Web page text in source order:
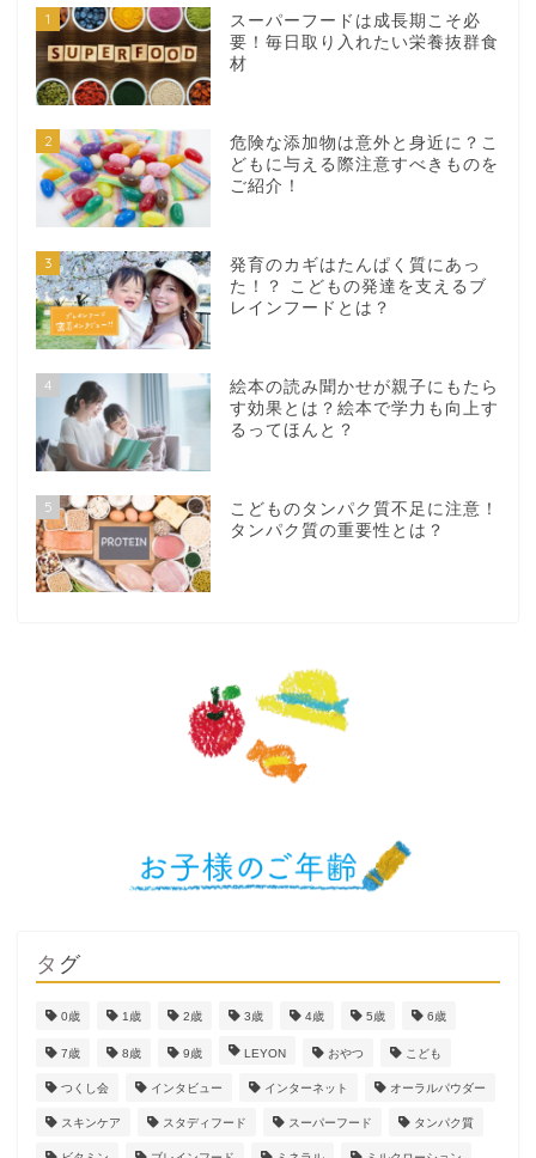
1
スーパーフードは成長期こそ必
要！毎日取り入れたい栄養抜群食
材
2
危険な添加物は意外と身近に？こ
どもに与える際注意すべきものを
ご紹介！
3
発育のカギはたんぱく質にあっ
た！？ こどもの発達を支えるブ
レインフードとは？
4
絵本の読み聞かせが親子にもたら
す効果とは？絵本で学力も向上す
るってほんと？
5
こどものタンパク質不足に注意！
タンパク質の重要性とは？
タグ
0歳 1歳 2歳 3歳 4歳 5歳 6歳
7歳 8歳 9歳 LEYON おやつ こども
つくし会 インタビュー インターネット オーラルパウダー
スキンケア スタディフード スーパーフード タンパク質